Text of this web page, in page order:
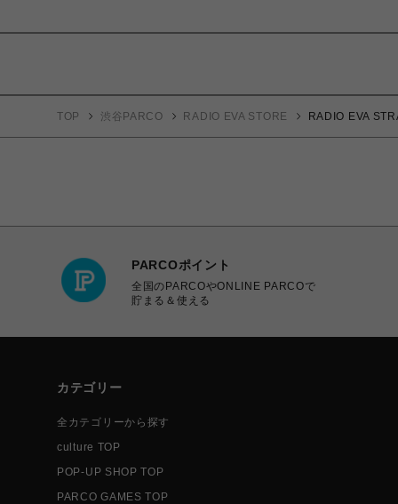
TOP 渋谷PARCO RADIO EVA STORE RADIO EVA
PARCOポイント
全国のPARCOやONLINE PARCOで
貯まる＆使える
カテゴリー
全カテゴリーから探す
culture TOP
POP-UP SHOP TOP
PARCO GAMES TOP